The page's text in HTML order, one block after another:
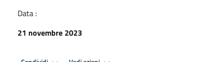
Data :
21 novembre 2023